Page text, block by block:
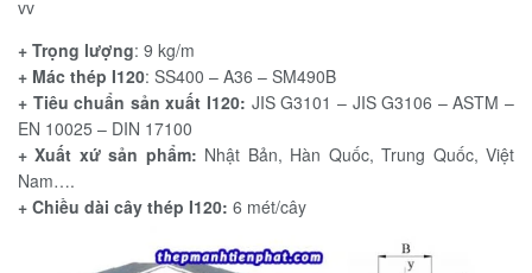
vv
+ Trọng lượng: 9 kg/m
+ Mác thép I120: SS400 – A36 – SM490B
+ Tiêu chuẩn sản xuất I120: JIS G3101 – JIS G3106 – ASTM –
EN 10025 – DIN 17100
+ Xuất xứ sản phẩm: Nhật Bản, Hàn Quốc, Trung Quốc, Việt
Nam….
+ Chiều dài cây thép I120: 6 mét/cây